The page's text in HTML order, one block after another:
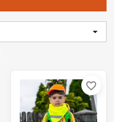

favorite_border